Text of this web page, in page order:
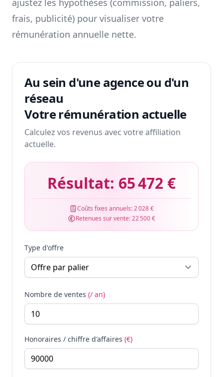
ajustez les hypothèses (commission, paliers,
frais, publicité) pour visualiser votre
rémunération annuelle nette.
Au sein d'une agence ou d'un
réseau
Votre rémunération actuelle
Calculez vos revenus avec votre affiliation
actuelle.
Résultat: 65 472 €
Coûts fixes annuels:2 028 €
Retenues sur vente:22 500 €
Type d'offre
Nombre de ventes (/ an)
Honoraires / chiffre d'affaires (€)